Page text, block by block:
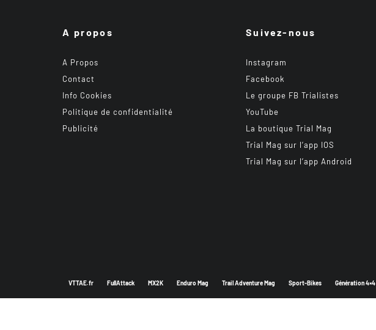
A propos
A Propos
Contact
Info Cookies
Politique de confidentialité
Publicité
Suivez-nous
Instagram
Facebook
Le groupe FB Trialistes
YouTube
La boutique Trial Mag
Trial Mag sur l’app IOS
Trial Mag sur l’app Android
VTTAE.fr FullAttack MX2K Enduro Mag Trail Adventure Mag Sport-Bikes Génération 4×4